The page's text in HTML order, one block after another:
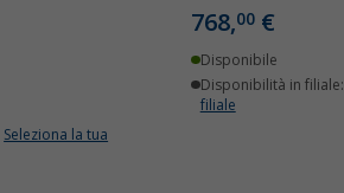
Seleziona la tua
768,00 €
Disponibile
Disponibilità in filiale:
filiale